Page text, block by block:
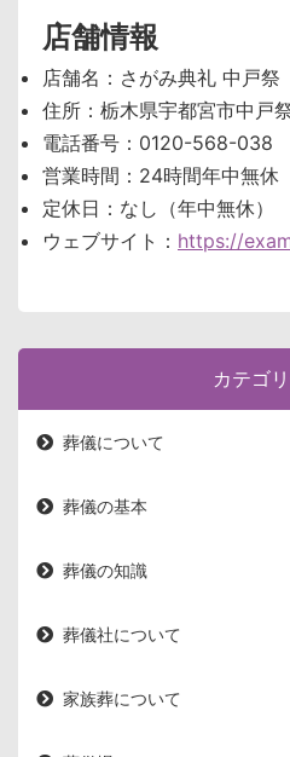
店舗情報
店舗名：さがみ典礼 中戸祭
住所：栃木県宇都宮市中戸
電話番号：0120-568-038
営業時間：24時間年中無休
定休日：なし（年中無休）
ウェブサイト： https://
カテゴ
葬儀について
葬儀の基本
葬儀の知識
葬儀社について
家族葬について